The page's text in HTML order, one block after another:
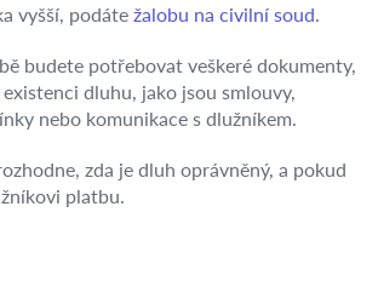
vyšší, podáte žalobu na civilní soud
budete potřebovat veškeré dokumenty,
dluhu, jako jsou smlouvy,
nebo komunikace s dlužníkem.
zda je dluh oprávněný, a pokud
platbu.